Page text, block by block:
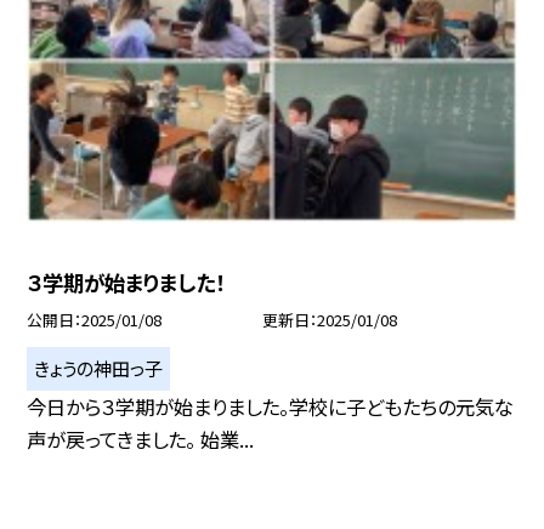
３学期が始まりました！
公開日 2025/01/08 更新日 2025/01/08
きょうの神田っ子
今日から３学期が始まりました。学校に子どもたちの元気な
声が戻ってきました。 始業...